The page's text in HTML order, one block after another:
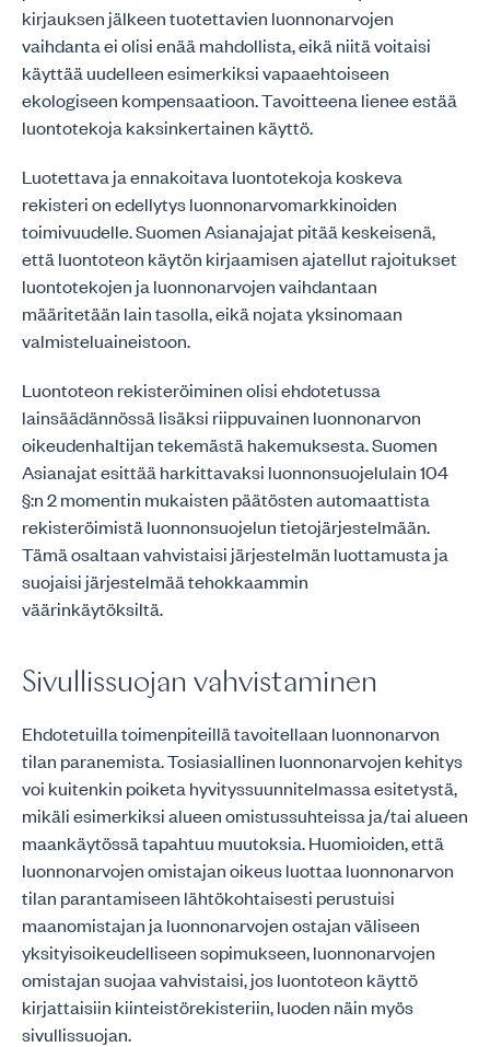
kirjauksen jälkeen tuotettavien luonnonarvojen
vaihdanta ei olisi enää mahdollista, eikä niitä voitaisi
käyttää uudelleen esimerkiksi vapaaehtoiseen
ekologiseen kompensaatioon. Tavoitteena lienee estää
luontotekoja kaksinkertainen käyttö.
Luotettava ja ennakoitava luontotekoja koskeva
rekisteri on edellytys luonnonarvomarkkinoiden
toimivuudelle. Suomen Asianajajat pitää keskeisenä,
että luontoteon käytön kirjaamisen ajatellut rajoitukset
luontotekojen ja luonnonarvojen vaihdantaan
määritetään lain tasolla, eikä nojata yksinomaan
valmisteluaineistoon.
Luontoteon rekisteröiminen olisi ehdotetussa
lainsäädännössä lisäksi riippuvainen luonnonarvon
oikeudenhaltijan tekemästä hakemuksesta. Suomen
Asianajat esittää harkittavaksi luonnonsuojelulain 104
§:n 2 momentin mukaisten päätösten automaattista
rekisteröimistä luonnonsuojelun tietojärjestelmään.
Tämä osaltaan vahvistaisi järjestelmän luottamusta ja
suojaisi järjestelmää tehokkaammin
väärinkäytöksiltä.
Sivullissuojan vahvistaminen
Ehdotetuilla toimenpiteillä tavoitellaan luonnonarvon
tilan paranemista. Tosiasiallinen luonnonarvojen kehitys
voi kuitenkin poiketa hyvityssuunnitelmassa esitetystä,
mikäli esimerkiksi alueen omistussuhteissa ja/tai alueen
maankäytössä tapahtuu muutoksia. Huomioiden, että
luonnonarvojen omistajan oikeus luottaa luonnonarvon
tilan parantamiseen lähtökohtaisesti perustuisi
maanomistajan ja luonnonarvojen ostajan väliseen
yksityisoikeudelliseen sopimukseen, luonnonarvojen
omistajan suojaa vahvistaisi, jos luontoteon käyttö
kirjattaisiin kiinteistörekisteriin, luoden näin myös
sivullissuojan.